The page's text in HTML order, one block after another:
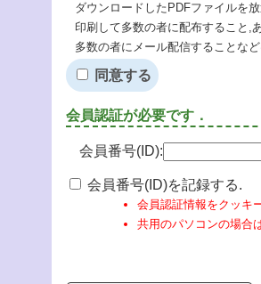
ダウンロードしたPDFファイルを
印刷して多数の者に配布すること,
多数の者にメール配信することな
同意する
会員認証が必要です．
会員番号(ID):
会員番号(ID)を記録する.
会員認証情報をクッキ
共用のパソコンの場合